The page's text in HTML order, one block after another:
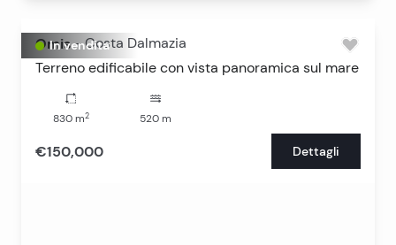
In vendita
Omis - Costa Dalmazia
Terreno edificabile con vista panoramica sul mare
830m2 520 m
€150,000 Dettagli